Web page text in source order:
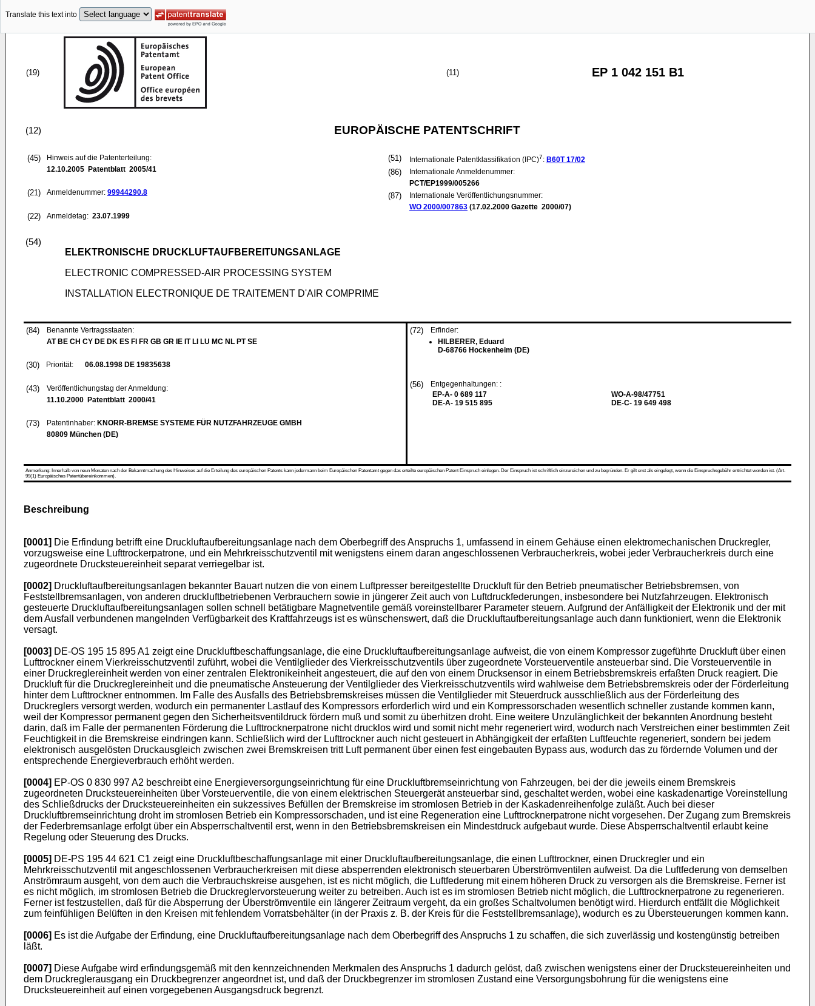
Translate this text into
(19) (11) EP 1 042 151 B1
(12) EUROPÄISCHE PATENTSCHRIFT
(45)
Hinweis auf die Patenterteilung:
12.10.2005 Patentblatt 2005/41
(21) Anmeldenummer: 99944290.8
(22) Anmeldetag: 23.07.1999
(51) Internationale Patentklassifikation (IPC)7: B60T 17/02
(86)
Internationale Anmeldenummer:
PCT/EP1999/005266
(87)
Internationale Veröffentlichungsnummer:
WO 2000/007863 (17.02.2000 Gazette 2000/07)
(54)
ELEKTRONISCHE DRUCKLUFTAUFBEREITUNGSANLAGE
ELECTRONIC COMPRESSED-AIR PROCESSING SYSTEM
INSTALLATION ELECTRONIQUE DE TRAITEMENT D'AIR COMPRIME
(84)
Benannte Vertragsstaaten:
AT BE CH CY DE DK ES FI FR GB GR IE IT LI LU MC NL PT SE
(30) Priorität: 06.08.1998 DE 19835638
(43)
Veröffentlichungstag der Anmeldung:
11.10.2000 Patentblatt 2000/41
(73) Patentinhaber: KNORR-BREMSE SYSTEME FÜR NUTZFAHRZEUGE GMBH
80809 München (DE)
(72)
Erfinder:
HILBERER, Eduard
D-68766 Hockenheim (DE)
(56)
Entgegenhaltungen: :
EP-A- 0 689 117
DE-A- 19 515 895
WO-A-98/47751
DE-C- 19 649 498
Anmerkung: Innerhalb von neun Monaten nach der Bekanntmachung des Hinweises auf die Erteilung des europäischen Patents kann jedermann beim Europäischen Patentamt gegen das erteilte europäischen Patent Einspruch einlegen. Der Einspruch ist schriftlich einzureichen und zu begründen. Er gilt erst als eingelegt, wenn die Einspruchsgebühr entrichtet worden ist. (Art.
99(1) Europäisches Patentübereinkommen).
Beschreibung
[0001] Die Erfindung betrifft eine Druckluftaufbereitungsanlage nach dem Oberbegriff des Anspruchs 1, umfassend in einem Gehäuse einen elektromechanischen Druckregler,
vorzugsweise eine Lufttrockerpatrone, und ein Mehrkreisschutzventil mit wenigstens einem daran angeschlossenen Verbraucherkreis, wobei jeder Verbraucherkreis durch eine
zugeordnete Drucksteuereinheit separat verriegelbar ist.
[0002] Druckluftaufbereitungsanlagen bekannter Bauart nutzen die von einem Luftpresser bereitgestellte Druckluft für den Betrieb pneumatischer Betriebsbremsen, von
Feststellbremsanlagen, von anderen druckluftbetriebenen Verbrauchern sowie in jüngerer Zeit auch von Luftdruckfederungen, insbesondere bei Nutzfahrzeugen. Elektronisch
gesteuerte Druckluftaufbereitungsanlagen sollen schnell betätigbare Magnetventile gemäß voreinstellbarer Parameter steuern. Aufgrund der Anfälligkeit der Elektronik und der mit
dem Ausfall verbundenen mangelnden Verfügbarkeit des Kraftfahrzeugs ist es wünschenswert, daß die Druckluftaufbereitungsanlage auch dann funktioniert, wenn die Elektronik
versagt.
[0003] DE-OS 195 15 895 A1 zeigt eine Druckluftbeschaffungsanlage, die eine Druckluftaufbereitungsanlage aufweist, die von einem Kompressor zugeführte Druckluft über einen
Lufttrockner einem Vierkreisschutzventil zuführt, wobei die Ventilglieder des Vierkreisschutzventils über zugeordnete Vorsteuerventile ansteuerbar sind. Die Vorsteuerventile in
einer Druckreglereinheit werden von einer zentralen Elektronikeinheit angesteuert, die auf den von einem Drucksensor in einem Betriebsbremskreis erfaßten Druck reagiert. Die
Druckluft für die Druckreglereinheit und die pneumatische Ansteuerung der Ventilglieder des Vierkreisschutzventils wird wahlweise dem Betriebsbremskreis oder der Förderleitung
hinter dem Lufttrockner entnommen. Im Falle des Ausfalls des Betriebsbremskreises müssen die Ventilglieder mit Steuerdruck ausschließlich aus der Förderleitung des
Druckreglers versorgt werden, wodurch ein permanenter Lastlauf des Kompressors erforderlich wird und ein Kompressorschaden wesentlich schneller zustande kommen kann,
weil der Kompressor permanent gegen den Sicherheitsventildruck fördern muß und somit zu überhitzen droht. Eine weitere Unzulänglichkeit der bekannten Anordnung besteht
darin, daß im Falle der permanenten Förderung die Lufttrocknerpatrone nicht drucklos wird und somit nicht mehr regeneriert wird, wodurch nach Verstreichen einer bestimmten Zeit
Feuchtigkeit in die Bremskreise eindringen kann. Schließlich wird der Lufttrockner auch nicht gesteuert in Abhängigkeit der erfaßten Luftfeuchte regeneriert, sondern bei jedem
elektronisch ausgelösten Druckausgleich zwischen zwei Bremskreisen tritt Luft permanent über einen fest eingebauten Bypass aus, wodurch das zu fördernde Volumen und der
entsprechende Energieverbrauch erhöht werden.
[0004] EP-OS 0 830 997 A2 beschreibt eine Energieversorgungseinrichtung für eine Druckluftbremseinrichtung von Fahrzeugen, bei der die jeweils einem Bremskreis
zugeordneten Drucksteuereinheiten über Vorsteuerventile, die von einem elektrischen Steuergerät ansteuerbar sind, geschaltet werden, wobei eine kaskadenartige Voreinstellung
des Schließdrucks der Drucksteuereinheiten ein sukzessives Befüllen der Bremskreise im stromlosen Betrieb in der Kaskadenreihenfolge zuläßt. Auch bei dieser
Druckluftbremseinrichtung droht im stromlosen Betrieb ein Kompressorschaden, und ist eine Regeneration eine Lufttrocknerpatrone nicht vorgesehen. Der Zugang zum Bremskreis
der Federbremsanlage erfolgt über ein Absperrschaltventil erst, wenn in den Betriebsbremskreisen ein Mindestdruck aufgebaut wurde. Diese Absperrschaltventil erlaubt keine
Regelung oder Steuerung des Drucks.
[0005] DE-PS 195 44 621 C1 zeigt eine Druckluftbeschaffungsanlage mit einer Druckluftaufbereitungsanlage, die einen Lufttrockner, einen Druckregler und ein
Mehrkreisschutzventil mit angeschlossenen Verbraucherkreisen mit diese absperrenden elektronisch steuerbaren Überströmventilen aufweist. Da die Luftfederung von demselben
Anströmraum ausgeht, von dem auch die Verbrauchskreise ausgehen, ist es nicht möglich, die Luftfederung mit einem höheren Druck zu versorgen als die Bremskreise. Ferner ist
es nicht möglich, im stromlosen Betrieb die Druckreglervorsteuerung weiter zu betreiben. Auch ist es im stromlosen Betrieb nicht möglich, die Lufttrocknerpatrone zu regenerieren.
Ferner ist festzustellen, daß für die Absperrung der Überströmventile ein längerer Zeitraum vergeht, da ein großes Schaltvolumen benötigt wird. Hierdurch entfällt die Möglichkeit
zum feinfühligen Belüften in den Kreisen mit fehlendem Vorratsbehälter (in der Praxis z. B. der Kreis für die Feststellbremsanlage), wodurch es zu Übersteuerungen kommen kann.
[0006] Es ist die Aufgabe der Erfindung, eine Druckluftaufbereitungsanlage nach dem Oberbegriff des Anspruchs 1 zu schaffen, die sich zuverlässig und kostengünstig betreiben
läßt.
[0007] Diese Aufgabe wird erfindungsgemäß mit den kennzeichnenden Merkmalen des Anspruchs 1 dadurch gelöst, daß zwischen wenigstens einer der Drucksteuereinheiten und
dem Druckreglerausgang ein Druckbegrenzer angeordnet ist, und daß der Druckbegrenzer im stromlosen Zustand eine Versorgungsbohrung für die wenigstens eine
Drucksteuereinheit auf einen vorgegebenen Ausgangsdruck begrenzt.